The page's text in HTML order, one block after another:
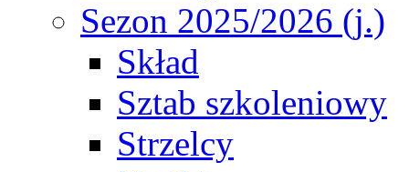
Sezon 2025/2026 (j.)
Skład
Sztab szkoleniowy
Strzelcy